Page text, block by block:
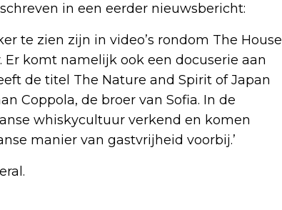
in een eerder nieuwsbericht:
te zien zijn in video’s rondom The House
Er komt namelijk ook een docuserie aan
de titel The Nature and Spirit of Japan
Coppola, de broer van Sofia. In de
whiskycultuur verkend en komen
manier van gastvrijheid voorbij.’